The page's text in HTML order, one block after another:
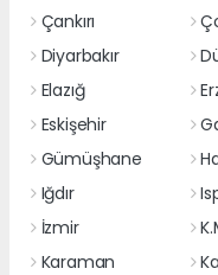
Çankırı
Diyarbakır
Elazığ
Eskişehir
Gümüşhane
Iğdır
İzmir
Karaman